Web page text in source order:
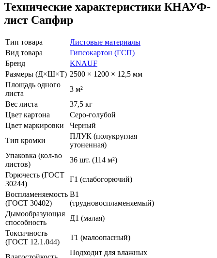
Технические характеристики КНАУФ-
лист Сапфир
Тип товара
Листовые материалы
Вид товара
Гипсокартон (ГСП)
Бренд
KNAUF
Размеры (Д×Ш×Т) 2500 × 1200 × 12,5 мм
Площадь одного
листа
3 м²
Вес листа
37,5 кг
Цвет картона
Серо-голубой
Цвет маркировки
Черный
Тип кромки
ПЛУК (полукруглая
утоненная)
Упаковка (кол-во
листов)
36 шт. (114 м²)
Горючесть (ГОСТ
30244)
Г1 (слабогорючий)
Воспламеняемость
(ГОСТ 30402)
В1
(трудновоспламеняемый)
Дымообразующая
способность
Д1 (малая)
Токсичность
(ГОСТ 12.1.044)
Т1 (малоопасный)
Подходит для влажных